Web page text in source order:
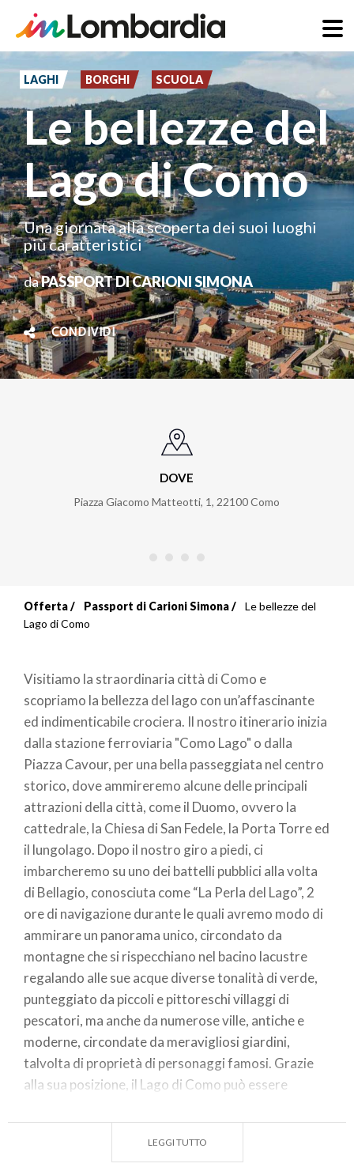
Salta
contenuto
principale
LAGHI BORGHI SCUOLA
Le bellezze del
Lago di Como
Una giornata alla scoperta dei suoi luoghi
più caratteristici
daPASSPORT DI CARIONI SIMONA
CONDIVIDI
DOVE
Piazza Giacomo Matteotti, 1, 22100Como
Briciole
pane
Offerta Passport di Carioni Simona
Le bellezze del
Lago di Como
Visitiamo la straordinaria città di Como e
scopriamo la bellezza del lago con un’affascinante
ed indimenticabile crociera. Il nostro itinerario inizia
dalla stazione ferroviaria "Como Lago" o dalla
Piazza Cavour, per una bella passeggiata nel centro
storico, dove ammireremo alcune delle principali
attrazioni della città, come il Duomo, ovvero la
cattedrale, la Chiesa di San Fedele, la Porta Torre ed
il lungolago. Dopo il nostro giro a piedi, ci
imbarcheremo su uno dei battelli pubblici alla volta
di Bellagio, conosciuta come “La Perla del Lago”, 2
ore di navigazione durante le quali avremo modo di
ammirare un panorama unico, circondato da
montagne che si rispecchiano nel bacino lacustre
regalando alle sue acque diverse tonalità di verde,
punteggiato da piccoli e pittoreschi villaggi di
pescatori, ma anche da numerose ville, antiche e
moderne, circondate da meravigliosi giardini,
talvolta di proprietà di personaggi famosi. Grazie
alla sua posizione, il Lago di Como può essere
giornaliera da Milano o da altre città lombarde. Da
LEGGI TUTTO